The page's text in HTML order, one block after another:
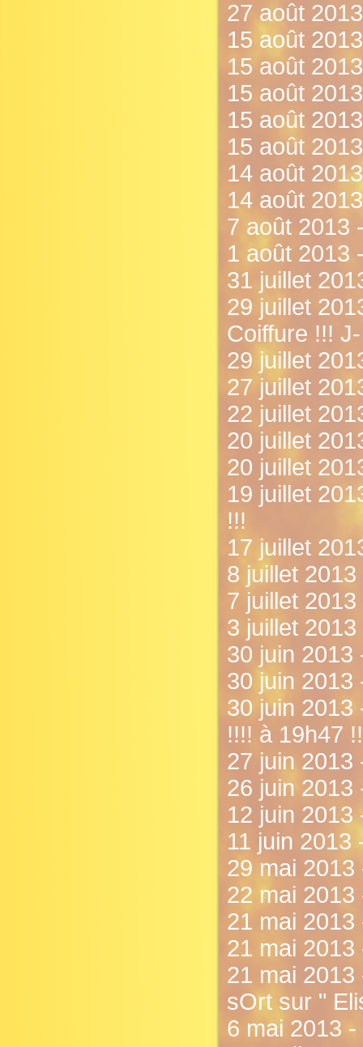
27 août
15 août
15 août
15 août
15 août
15 août
14 août
14 août
7 août 2013
1 août 2013
31 juillet
29 juillet
Coiffure !!!
29 juillet
27 juillet
22 juillet
20 juillet
20 juillet
19 juillet
!!!
17 juillet
8 juillet
7 juillet
3 juillet
30 juin 2013
30 juin 2013
30 juin 2013
!!!! à 19h47
27 juin 2013
26 juin 2013
12 juin 2013
11 juin 2013
29 mai
22 mai
21 mai
21 mai
21 mai
sOrt sur "
6 mai 2013